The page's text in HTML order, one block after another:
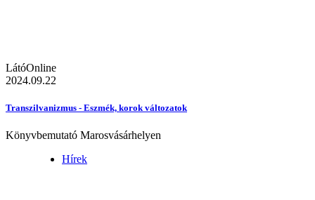
LátóOnline
2024.09.22
Transzilvanizmus - Eszmék, korok változatok
Könyvbemutató Marosvásárhelyen
Hírek